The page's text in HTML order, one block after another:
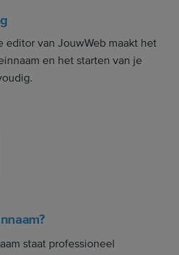
editor van JouwWeb maakt het
en het starten van je
staat professioneel